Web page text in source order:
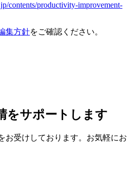
contents/productivity-improvement-
集方針をご確認ください。
をサポートします
お受けしております。お気軽にお